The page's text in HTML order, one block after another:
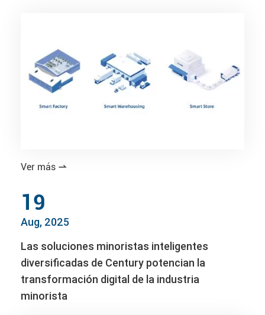
Ver más 
19
Aug, 2025
Las soluciones minoristas inteligentes
diversificadas de Century potencian la
transformación digital de la industria
minorista